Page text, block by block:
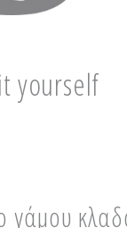
yourself
γάμου